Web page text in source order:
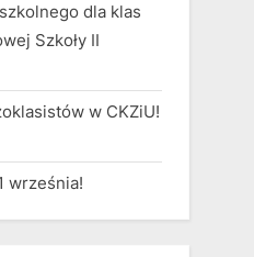
dla klas
Szkoły II
w CKZiU!
września!